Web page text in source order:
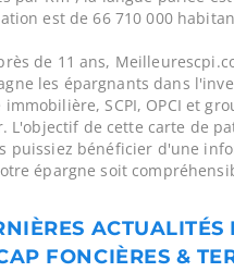
est de 66 710 000
de 11 ans,
les épargnants dans
immobilière, SCPI, OPCI et
L'objectif de cette carte de
puissiez bénéficier d'une
épargne soit
ACTUALITÉS
FONCIÈRES &